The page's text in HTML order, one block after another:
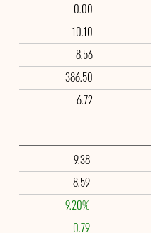
0.00
10.10
8.56
386.50
6.72
9.38
8.59
9.20%
0.79